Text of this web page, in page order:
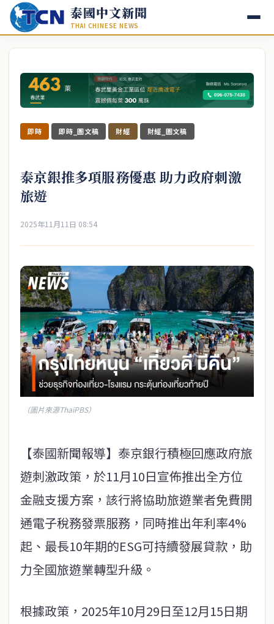
泰國中文新聞
THAI CHINESE NEWS
即時 即時_圖文稿 財經 財經_圖文稿
泰京銀推多項服務優惠 助力政府刺激
旅遊
2025年11月11日 08:54
（圖片來源ThaiPBS）
【泰國新聞報導】泰京銀行積極回應政府旅
遊刺激政策，於11月10日宣佈推出全方位
金融支援方案，該行將協助旅遊業者免費開
通電子稅務發票服務，同時推出年利率4%
起、最長10年期的ESG可持續發展貸款，助
力全國旅遊業轉型升級。
根據政策，2025年10月29日至12月15日期